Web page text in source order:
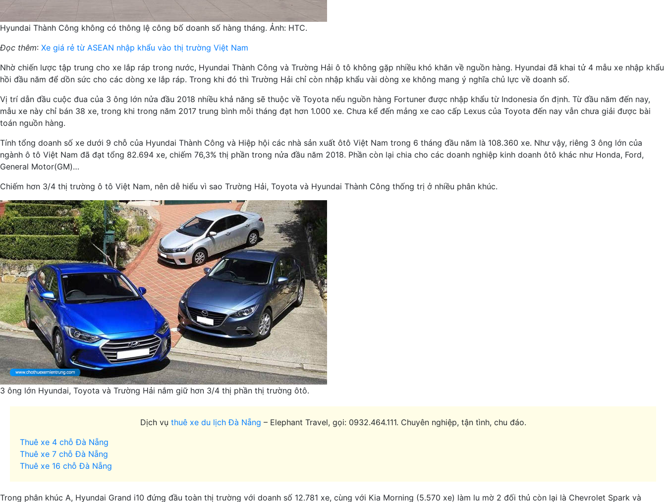
Hyundai Thành Công không có thông lệ công bố doanh số hàng tháng. Ảnh: HTC.
Đọc thêm: Xe giá rẻ từ ASEAN nhập khẩu vào thị trường Việt Nam
Nhờ chiến lược tập trung cho xe lắp ráp trong nước, Hyundai Thành Công và Trường Hải ô tô không gặp nhiều khó khăn về nguồn hàng. Hyundai đã khai tử 4 mẫu xe nhập khẩu
hồi đầu năm để dồn sức cho các dòng xe lắp ráp. Trong khi đó thì Trường Hải chỉ còn nhập khẩu vài dòng xe không mang ý nghĩa chủ lực về doanh số.
Vị trí dẫn đầu cuộc đua của 3 ông lớn nửa đầu 2018 nhiều khả năng sẽ thuộc về Toyota nếu nguồn hàng Fortuner được nhập khẩu từ Indonesia ổn định. Từ đầu năm đến nay,
mẫu xe này chỉ bán 38 xe, trong khi trong năm 2017 trung bình mỗi tháng đạt hơn 1.000 xe. Chưa kể đến mảng xe cao cấp Lexus của Toyota đến nay vẫn chưa giải được bài
toán nguồn hàng.
Tính tổng doanh số xe dưới 9 chỗ của Hyundai Thành Công và Hiệp hội các nhà sản xuất ôtô Việt Nam trong 6 tháng đầu năm là 108.360 xe. Như vậy, riêng 3 ông lớn của
ngành ô tô Việt Nam đã đạt tổng 82.694 xe, chiếm 76,3% thị phần trong nửa đầu năm 2018. Phần còn lại chia cho các doanh nghiệp kinh doanh ôtô khác như Honda, Ford,
General Motor(GM)…
Chiếm hơn 3/4 thị trường ô tô Việt Nam, nên dễ hiểu vì sao Trường Hải, Toyota và Hyundai Thành Công thống trị ở nhiều phân khúc.
3 ông lớn Hyundai, Toyota và Trường Hải nắm giữ hơn 3/4 thị phần thị trường ôtô.
Dịch vụ thuê xe du lịch Đà Nẵng – Elephant Travel, gọi: 0932.464.111. Chuyên nghiệp, tận tình, chu đáo.
Thuê xe 4 chỗ Đà Nẵng
Thuê xe 7 chỗ Đà Nẵng
Thuê xe 16 chỗ Đà Nẵng
Trong phân khúc A, Hyundai Grand i10 đứng đầu toàn thị trường với doanh số 12.781 xe, cùng với Kia Morning (5.570 xe) làm lu mờ 2 đối thủ còn lại là Chevrolet Spark và